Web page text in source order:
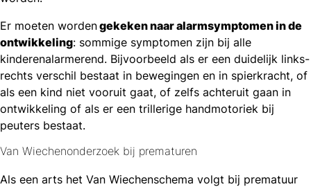
Er moeten wordengekeken naar alarmsymptomen in de
ontwikkeling: sommige symptomen zijn bij alle
kinderenalarmerend. Bijvoorbeeld als er een duidelijk links-
rechts verschil bestaat in bewegingen en in spierkracht, of
als een kind niet vooruit gaat, of zelfs achteruit gaan in
ontwikkeling of als er een trillerige handmotoriek bij
peuters bestaat.
Van Wiechenonderzoek bij prematuren
Als een arts het Van Wiechenschema volgt bij prematuur